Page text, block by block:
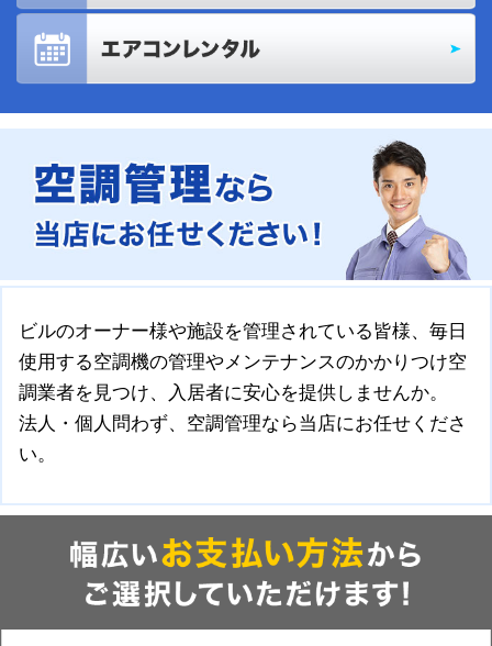
ビルのオーナー様や施設を管理されている皆様、毎日
使用する空調機の管理やメンテナンスのかかりつけ空
調業者を見つけ、入居者に安心を提供しませんか。
法人・個人問わず、空調管理なら当店にお任せくださ
い。